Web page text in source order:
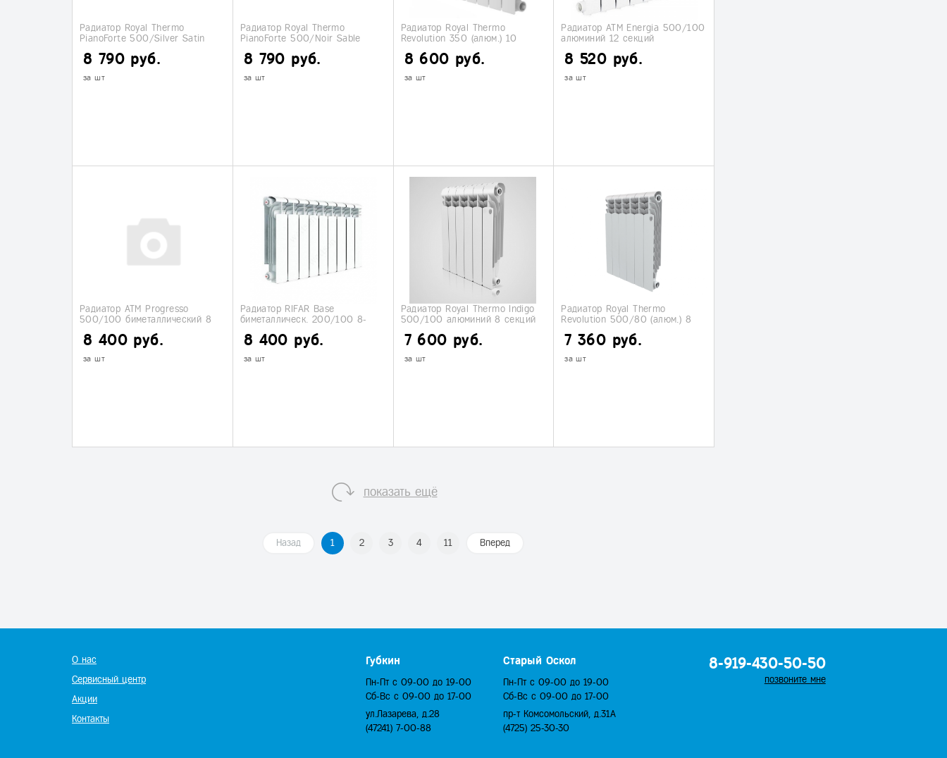
Радиатор Royal Thermo
PianoForte 500/Silver Satin
8 790 руб.
за шт
Радиатор Royal Thermo
PianoForte 500/Noir Sable
8 790 руб.
за шт
Радиатор Royal Thermo
Revolution 350 (алюм.) 10
8 600 руб.
за шт
Радиатор ATM Energia 500/100
алюминий 12 секций
8 520 руб.
за шт
Радиатор ATM Progresso
500/100 биметаллический 8
8 400 руб.
за шт
Радиатор RIFAR Base
биметаллическ. 200/100 8-
8 400 руб.
за шт
Радиатор Royal Thermo Indigo
500/100 алюминий 8 секций
7 600 руб.
за шт
Радиатор Royal Thermo
Revolution 500/80 (алюм.) 8
7 360 руб.
за шт
показать ещё
Назад 1 2 3 4 11 Вперед
О нас
Сервисный центр
Акции
Контакты
Губкин
Пн-Пт с 09-00 до 19-00
Сб-Вс с 09-00 до 17-00
ул.Лазарева, д.28
(47241) 7-00-88
Старый Оскол
Пн-Пт с 09-00 до 19-00
Сб-Вс с 09-00 до 17-00
пр-т Комсомольский, д.31А
(4725) 25-30-30
8-919-430-50-50
позвоните мне